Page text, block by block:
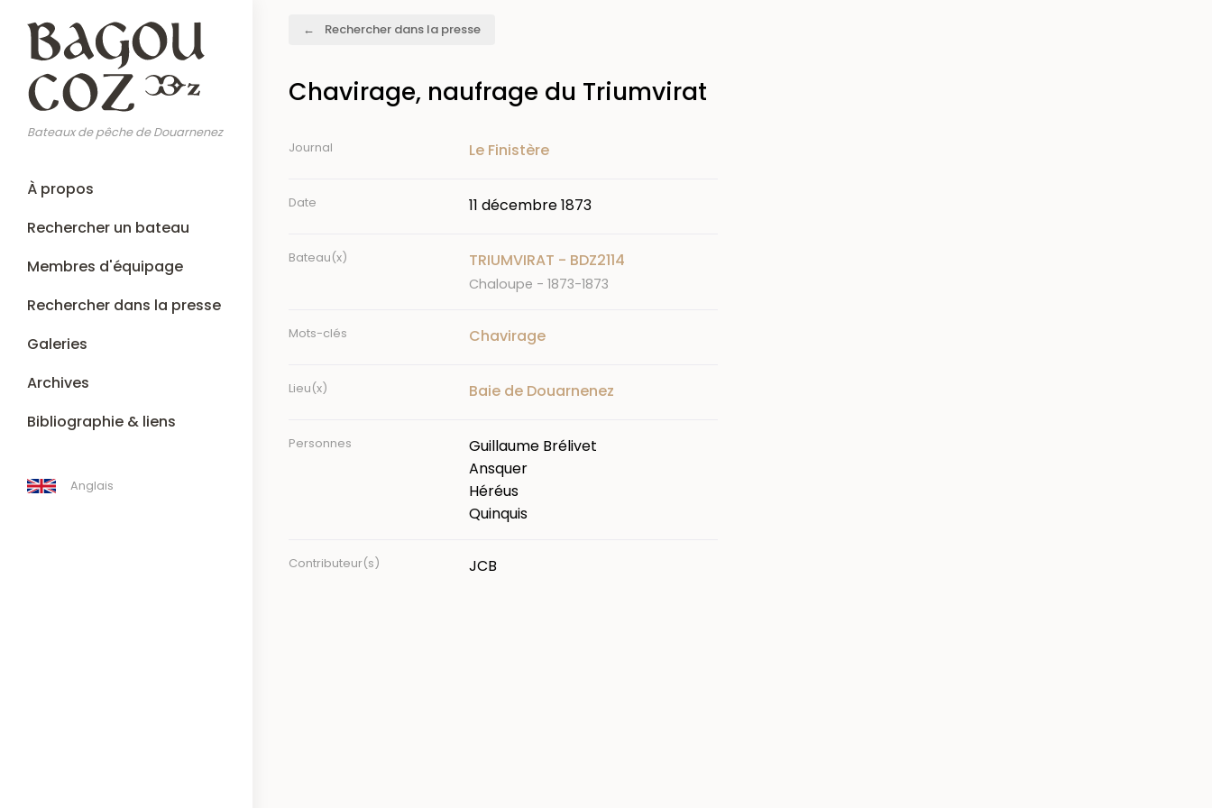
contenu
principal
Bateaux de pêche de Douarnenez
Main
navigation
À propos
Rechercher un bateau
Membres d'équipage
Rechercher dans la presse
Galeries
Archives
Bibliographie & liens
Anglais
Rechercher dans la presse
Chavirage, naufrage du Triumvirat
Journal Le Finistère
Date 11 décembre 1873
Bateau(x) TRIUMVIRAT - BDZ2114
Chaloupe - 1873-1873
Mots-clés Chavirage
Lieu(x) Baie de Douarnenez
Personnes
Guillaume Brélivet
Ansquer
Héréus
Quinquis
Contributeur(s) JCB